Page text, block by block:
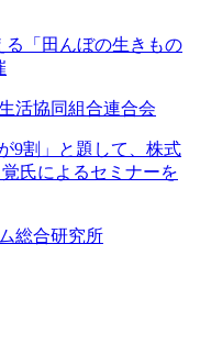
「田んぼの生きもの
活協同組合連合会
9割」と題して、株式
氏によるセミナーを
総合研究所